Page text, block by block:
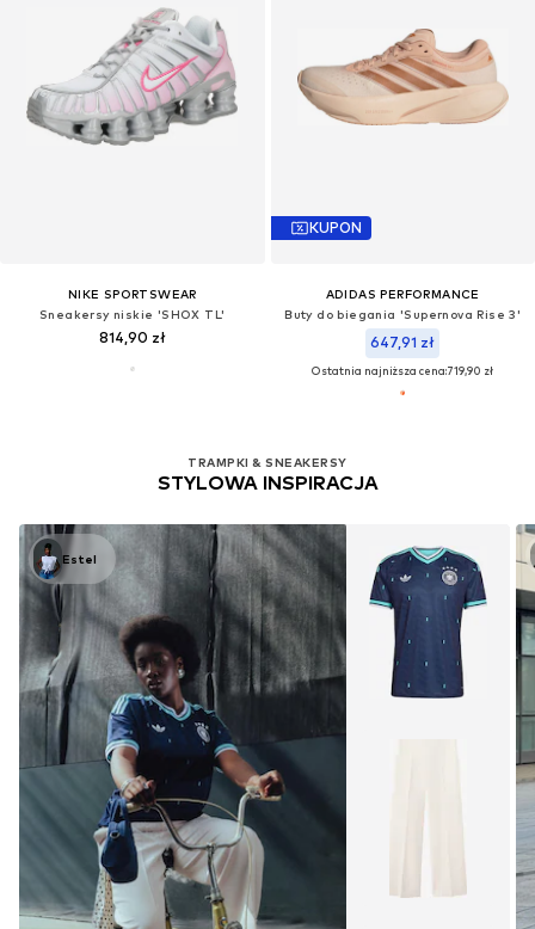
NIKE SPORTSWEAR
Sneakersy niskie 'SHOX TL'
814,90 zł
KUPON
ADIDAS PERFORMANCE
Buty do biegania 'Supernova Rise 3'
647,91 zł
Ostatnia najniższa cena:719,90 zł
TRAMPKI & SNEAKERSY
STYLOWA INSPIRACJA
Estel